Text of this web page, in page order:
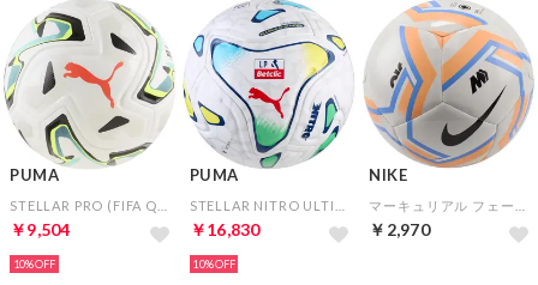
PUMA
￥9,504
10%
PUMA
￥16,830
10%
NIKE
￥2,970